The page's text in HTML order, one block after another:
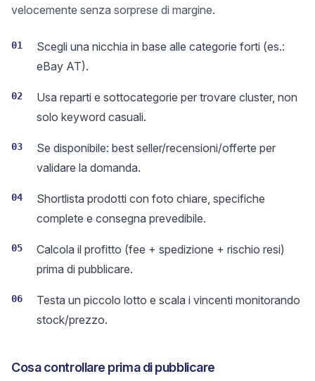
velocemente senza sorprese di margine.
01
Scegli una nicchia in base alle categorie forti (es.:
eBay AT).
02
Usa reparti e sottocategorie per trovare cluster, non
solo keyword casuali.
03
Se disponibile: best seller/recensioni/offerte per
validare la domanda.
04
Shortlista prodotti con foto chiare, specifiche
complete e consegna prevedibile.
05
Calcola il profitto (fee + spedizione + rischio resi)
prima di pubblicare.
06
Testa un piccolo lotto e scala i vincenti monitorando
stock/prezzo.
Cosa controllare prima di pubblicare